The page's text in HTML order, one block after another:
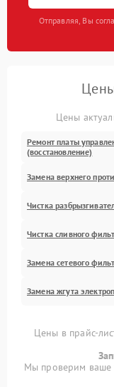
Отправляя, Вы
Цены
Ремонт платы
(восстановление)
Замена верхнего
Чистка
Чистка сливного
Замена сетевого
Замена жгута
Цены в прайс-
Мы проверим ваше